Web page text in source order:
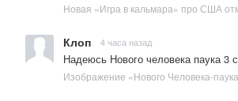
Клоп 4 часа назад
Надеюсь Нового человека паука 3 с